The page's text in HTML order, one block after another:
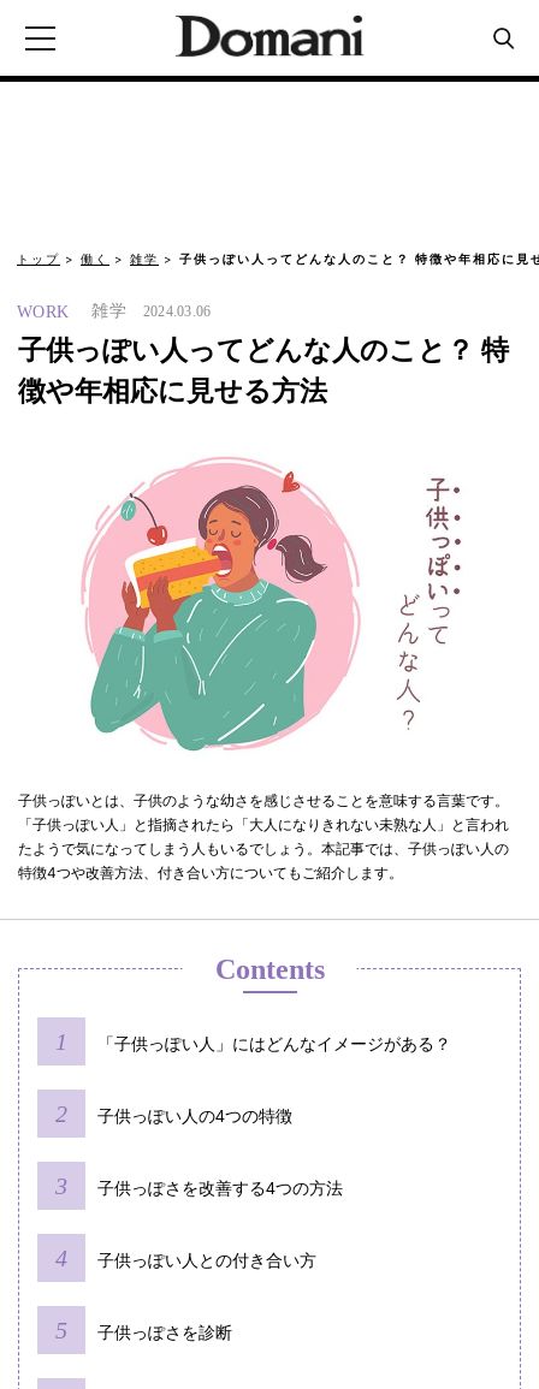
トップ 働く 雑学 子供っぽい人ってどんな人のこと？ 特徴や年相応に見
WORK 雑学 2024.03.06
子供っぽい人ってどんな人のこと？ 特
徴や年相応に見せる方法
子供っぽいとは、子供のような幼さを感じさせることを意味する言葉です。
「子供っぽい人」と指摘されたら「大人になりきれない未熟な人」と言われ
たようで気になってしまう人もいるでしょう。本記事では、子供っぽい人の
特徴4つや改善方法、付き合い方についてもご紹介します。
Contents
「子供っぽい人」にはどんなイメージがある？
子供っぽい人の4つの特徴
子供っぽさを改善する4つの方法
子供っぽい人との付き合い方
子供っぽさを診断